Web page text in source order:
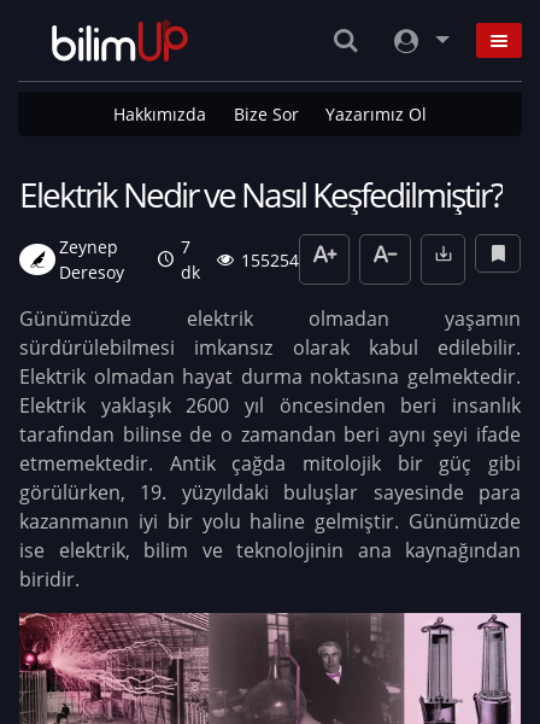
Hakkımızda Bize Sor Yazarımız Ol
Elektrik Nedir ve Nasıl Keşfedilmiştir?
Zeynep
Deresoy
7
dk
155254
Günümüzde elektrik olmadan yaşamın
sürdürülebilmesi imkansız olarak kabul edilebilir.
Elektrik olmadan hayat durma noktasına gelmektedir.
Elektrik yaklaşık 2600 yıl öncesinden beri insanlık
tarafından bilinse de o zamandan beri aynı şeyi ifade
etmemektedir. Antik çağda mitolojik bir güç gibi
görülürken, 19. yüzyıldaki buluşlar sayesinde para
kazanmanın iyi bir yolu haline gelmiştir. Günümüzde
ise elektrik, bilim ve teknolojinin ana kaynağından
biridir.